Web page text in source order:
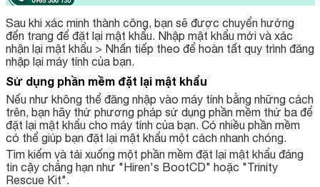
Sau khi xác minh thành công, bạn sẽ được chuyển hướng
đến trang để đặt lại mật khẩu. Nhập mật khẩu mới và xác
nhận lại mật khẩu > Nhấn tiếp theo để hoàn tất quy trình đăng
nhập lại máy tính của bạn.
Sử dụng phần mềm đặt lại mật khẩu
Nếu như không thể đăng nhập vào máy tính bằng những cách
trên, bạn hãy thử phương pháp sử dụng phần mềm thứ ba để
đặt lại mật khẩu cho máy tính của bạn. Có nhiều phần mềm
có thể giúp bạn đặt lại mật khẩu một cách nhanh chóng.
Tìm kiếm và tải xuống một phần mềm đặt lại mật khẩu đáng
tin cậy chẳng hạn như "Hiren's BootCD" hoặc "Trinity
Rescue Kit".